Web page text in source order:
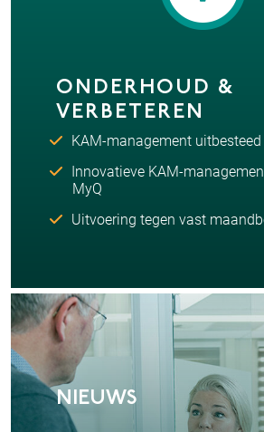
ONDERHOUD &
VERBETEREN
KAM-management uitbesteed
Innovatieve KAM-
MyQ
Uitvoering tegen vast
NIEUWS